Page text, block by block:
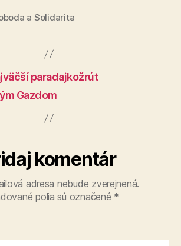
a Solidarita
paradajkožrút
Gazdom
komentár
adresa nebude zverejnená.
polia sú označené *